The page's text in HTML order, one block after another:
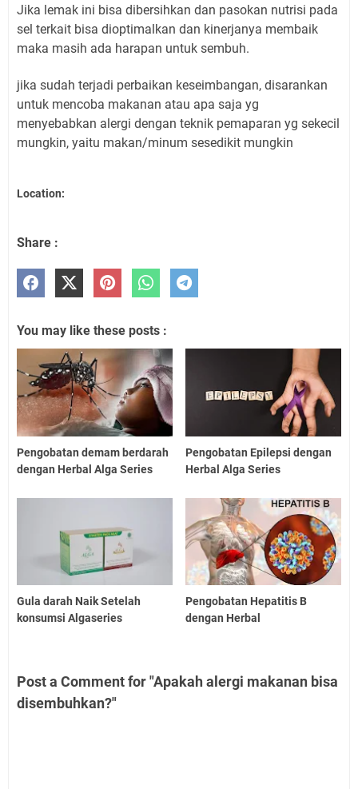
Jika lemak ini bisa dibersihkan dan pasokan nutrisi pada
sel terkait bisa dioptimalkan dan kinerjanya membaik
maka masih ada harapan untuk sembuh.
jika sudah terjadi perbaikan keseimbangan, disarankan
untuk mencoba makanan atau apa saja yg
menyebabkan alergi dengan teknik pemaparan yg sekecil
mungkin, yaitu makan/minum sesedikit mungkin
Location:
Share :
You may like these posts :
Pengobatan demam berdarah
dengan Herbal Alga Series
Pengobatan Epilepsi dengan
Herbal Alga Series
Gula darah Naik Setelah
konsumsi Algaseries
Pengobatan Hepatitis B
dengan Herbal
Post a Comment for "Apakah alergi makanan bisa
disembuhkan?"